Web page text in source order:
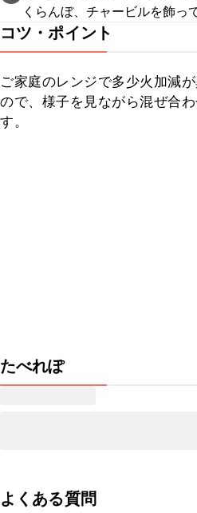
くらんぼ、チャービルを飾っ
コツ・ポイント
ご家庭のレンジで多少火加減
ので、様子を見ながら混ぜ合
す。
たべれぽ
よくある質問